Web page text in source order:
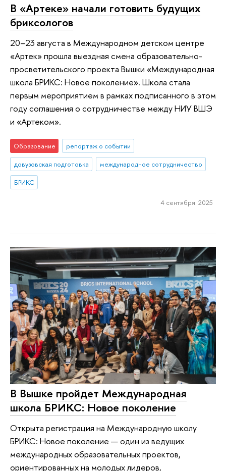
В «Артеке» начали готовить будущих
бриксологов
20–23 августа в Международном детском центре
«Артек» прошла выездная смена образовательно-
просветительского проекта Вышки «Международная
школа БРИКС: Новое поколение». Школа стала
первым мероприятием в рамках подписанного в этом
году соглашения о сотрудничестве между НИУ ВШЭ
и «Артеком».
Образование
репортаж о событии
довузовская подготовка
международное сотрудничество
БРИКС
4 сентября 2025
В Вышке пройдет Международная
школа БРИКС: Новое поколение
Открыта регистрация на Международную школу
БРИКС: Новое поколение — один из ведущих
международных образовательных проектов,
ориентированных на молодых лидеров,